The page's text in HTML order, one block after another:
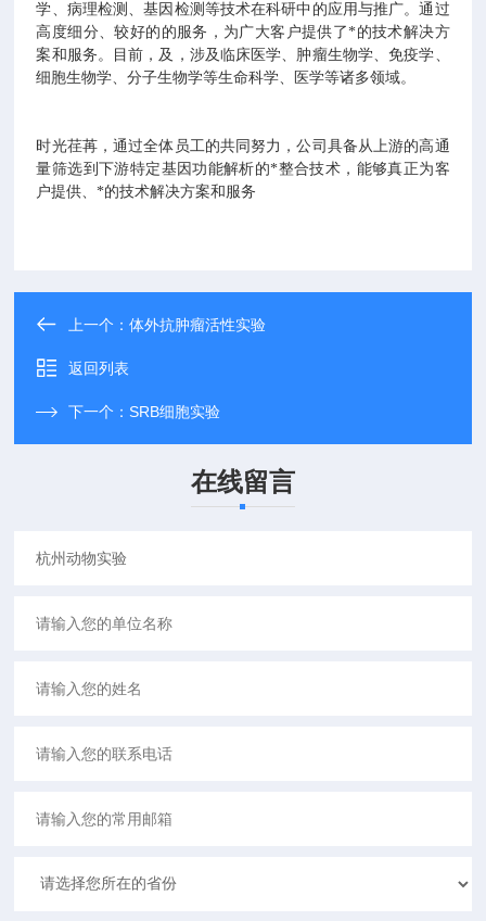
学、病理检测、基因检测等技术在科研中的应用与推广。通过
高度细分、较好的的服务，为广大客户提供了*的技术解决方
案和服务。目前，及，涉及临床医学、肿瘤生物学、免疫学、
细胞生物学、分子生物学等生命科学、医学等诸多领域。
时光荏苒，通过全体员工的共同努力，公司具备从上游的高通
量筛选到下游特定基因功能解析的*整合技术，能够真正为客
户提供、*的技术解决方案和服务
上一个：体外抗肿瘤活性实验
返回列表
下一个：SRB细胞实验
在线留言